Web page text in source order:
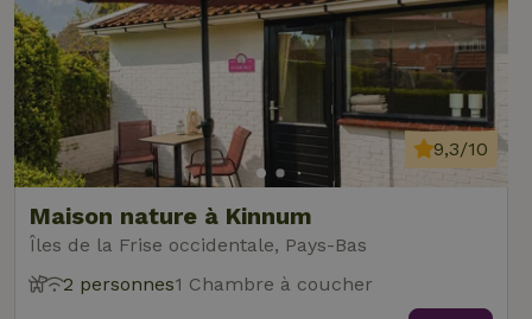
Maison nature à Kinnum
Îles de la Frise occidentale, Pays-Bas
9,3/10
2 personnes1 Chambre à coucher